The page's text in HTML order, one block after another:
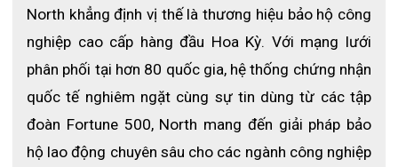
North khẳng định vị thế là thương hiệu bảo hộ công
nghiệp cao cấp hàng đầu Hoa Kỳ. Với mạng lưới
phân phối tại hơn 80 quốc gia, hệ thống chứng nhận
quốc tế nghiêm ngặt cùng sự tin dùng từ các tập
đoàn Fortune 500, North mang đến giải pháp bảo
hộ lao động chuyên sâu cho các ngành công nghiệp